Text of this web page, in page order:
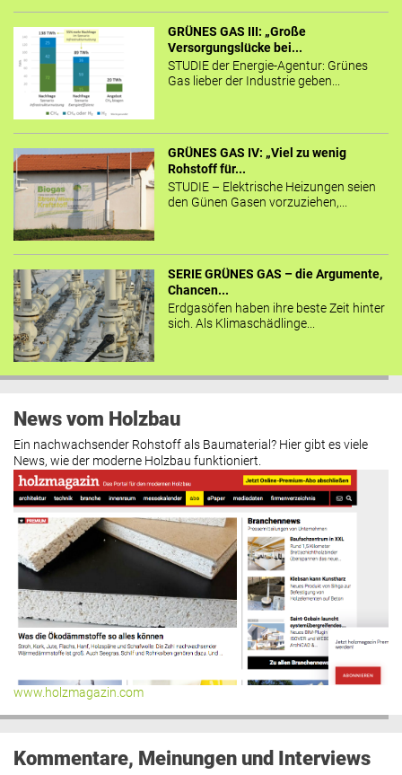
GRÜNES GAS III: „Große
Versorgungslücke bei...
STUDIE der Energie-Agentur: Grünes
Gas lieber der Industrie geben...
GRÜNES GAS IV: „Viel zu wenig
Rohstoff für...
STUDIE – Elektrische Heizungen seien
den Günen Gasen vorzuziehen,...
SERIE GRÜNES GAS – die Argumente,
Chancen...
Erdgasöfen haben ihre beste Zeit hinter
sich. Als Klimaschädlinge...
News vom Holzbau
Ein nachwachsender Rohstoff als Baumaterial? Hier gibt es viele
News, wie der moderne Holzbau funktioniert.
www.holzmagazin.com
Kommentare, Meinungen und Interviews